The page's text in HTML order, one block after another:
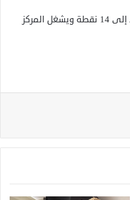
في المقابل رفع نادي بيرنلي رصيد إلى 14 نقطة ويشغل المركز